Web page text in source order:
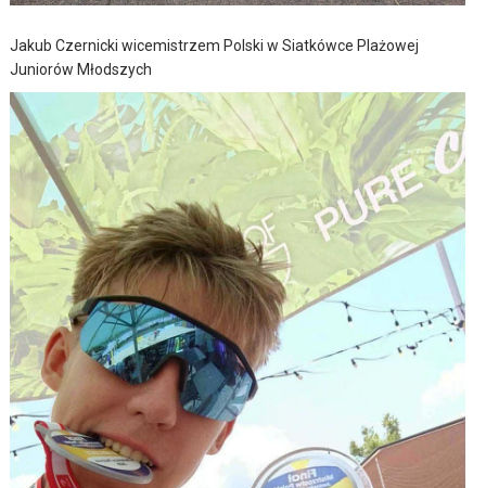
Jakub Czernicki wicemistrzem Polski w Siatkówce Plażowej
Juniorów Młodszych